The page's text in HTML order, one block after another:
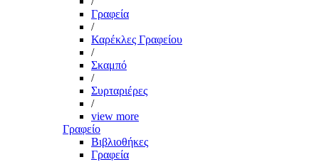
Γραφεία
/
Καρέκλες Γραφείου
/
Σκαμπό
/
Συρταριέρες
/
view more
Γραφείο
Βιβλιοθήκες
Γραφεία